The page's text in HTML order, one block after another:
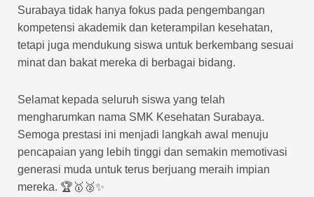
Surabaya tidak hanya fokus pada pengembangan
kompetensi akademik dan keterampilan kesehatan,
tetapi juga mendukung siswa untuk berkembang sesuai
minat dan bakat mereka di berbagai bidang.
Selamat kepada seluruh siswa yang telah
mengharumkan nama SMK Kesehatan Surabaya.
Semoga prestasi ini menjadi langkah awal menuju
pencapaian yang lebih tinggi dan semakin memotivasi
generasi muda untuk terus berjuang meraih impian
mereka. 🏆🥇🥈✨